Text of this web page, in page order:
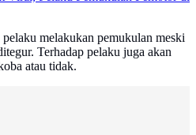
melakukan pemukulan meski
Terhadap pelaku juga akan
atau tidak.